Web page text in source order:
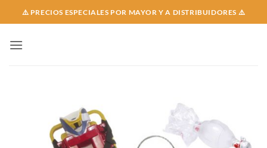
to
⚠️ PRECIOS ESPECIALES POR MAYOR Y A DISTRIBUIDORES ⚠️